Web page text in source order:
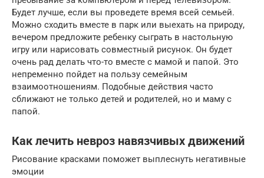
Будет лучше, если вы проведете время всей семьей.
Можно сходить вместе в парк или выехать на природу,
вечером предложите ребенку сыграть в настольную
игру или нарисовать совместный рисунок. Он будет
очень рад делать что-то вместе с мамой и папой. Это
непременно пойдет на пользу семейным
взаимоотношениям. Подобные действия часто
сближают не только детей и родителей, но и маму с
папой.
Как лечить невроз навязчивых движений
Рисование красками поможет выплеснуть негативные
эмоции